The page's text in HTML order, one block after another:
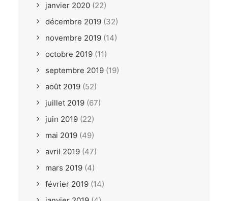
janvier 2020 (22)
décembre 2019 (32)
novembre 2019 (14)
octobre 2019 (11)
septembre 2019 (19)
août 2019 (52)
juillet 2019 (67)
juin 2019 (22)
mai 2019 (49)
avril 2019 (47)
mars 2019 (4)
février 2019 (14)